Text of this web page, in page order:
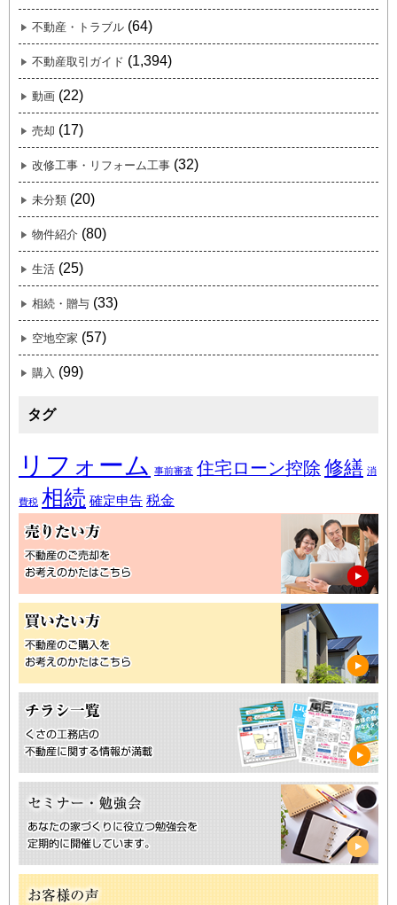
不動産・トラブル (64)
不動産取引ガイド (1,394)
動画 (22)
売却 (17)
改修工事・リフォーム工事 (32)
未分類 (20)
物件紹介 (80)
生活 (25)
相続・贈与 (33)
空地空家 (57)
購入 (99)
タグ
リフォーム 事前審査 住宅ローン控除 修繕 消
費税 相続 確定申告 税金